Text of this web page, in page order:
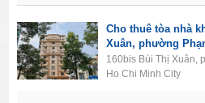
Cho thuê tòa nhà
Xuân, phường
phố Hồ Chí Minh.
lầu, 50PN.
160bis Bùi Thị Xuân,
Ho Chi Minh City